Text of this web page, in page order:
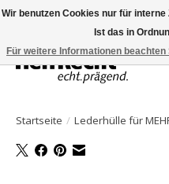
HelfRecht-Planer |
Startseite / Lederhülle für
Wir benutzen Cookies nur für
Ist das in
Für weitere Informationen